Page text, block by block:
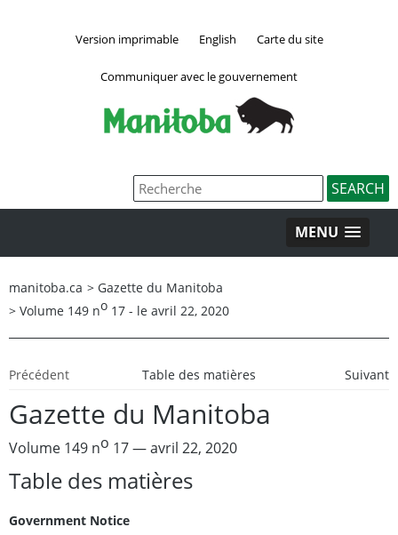
Version imprimable English Carte du site
Communiquer avec le gouvernement
MENU
manitoba.ca > Gazette du Manitoba
> Volume 149 no 17 - le avril 22, 2020
Précédent Table des matières Suivant
Gazette du Manitoba
Volume 149 no 17 — avril 22, 2020
Table des matières
Government Notice